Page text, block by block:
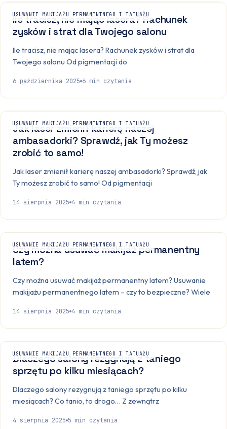
USUWANIE MAKIJAŻU PERMANENTNEGO I TATUAŻU
Ile tracisz, nie mając lasera? Rachunek
zysków i strat dla Twojego salonu
Ile tracisz, nie mając lasera? Rachunek zysków i strat dla
Twojego salonu Od pigmentacji do
6 października 2025 6 min czytania
USUWANIE MAKIJAŻU PERMANENTNEGO I TATUAŻU
Jak laser zmienił karierę naszej
ambasadorki? Sprawdź, jak Ty możesz
zrobić to samo!
Jak laser zmienił karierę naszej ambasadorki? Sprawdź, jak
Ty możesz zrobić to samo! Od pigmentacji
14 sierpnia 2025 4 min czytania
USUWANIE MAKIJAŻU PERMANENTNEGO I TATUAŻU
Czy można usuwać makijaż permanentny
latem?
Czy można usuwać makijaż permanentny latem? Usuwanie
makijażu permanentnego latem – czy to bezpieczne? Wiele
14 sierpnia 2025 4 min czytania
USUWANIE MAKIJAŻU PERMANENTNEGO I TATUAŻU
Dlaczego salony rezygnują z taniego
sprzętu po kilku miesiącach?
Dlaczego salony rezygnują z taniego sprzętu po kilku
miesiącach? Co tanio, to drogo… Z zewnątrz
4 sierpnia 2025 5 min czytania